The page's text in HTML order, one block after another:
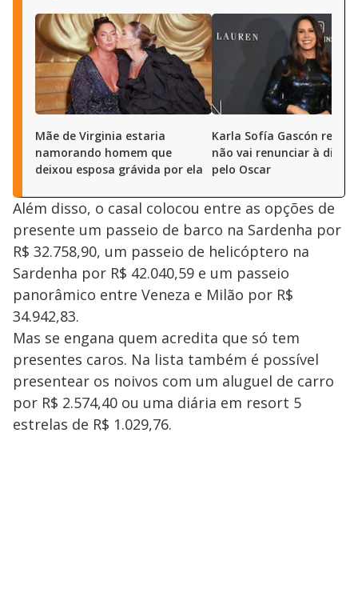
Mãe de Virginia estaria
namorando homem que
deixou esposa grávida por ela
Karla Sofía Gascón revela
não vai renunciar à
pelo Oscar
Além disso, o casal colocou entre as opções de
presente um passeio de barco na Sardenha por
R$ 32.758,90, um passeio de helicóptero na
Sardenha por R$ 42.040,59 e um passeio
panorâmico entre Veneza e Milão por R$
34.942,83.
Mas se engana quem acredita que só tem
presentes caros. Na lista também é possível
presentear os noivos com um aluguel de carro
por R$ 2.574,40 ou uma diária em resort 5
estrelas de R$ 1.029,76.